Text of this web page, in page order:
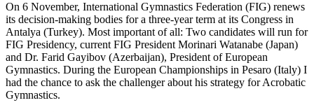
On 6 November, International Gymnastics Federation (FIG) renews
its decision-making bodies for a three-year term at its Congress in
Antalya (Turkey). Most important of all: Two candidates will run for
FIG Presidency, current FIG President Morinari Watanabe (Japan)
and Dr. Farid Gayibov (Azerbaijan), President of European
Gymnastics. During the European Championships in Pesaro (Italy) I
had the chance to ask the challenger about his strategy for Acrobatic
Gymnastics.